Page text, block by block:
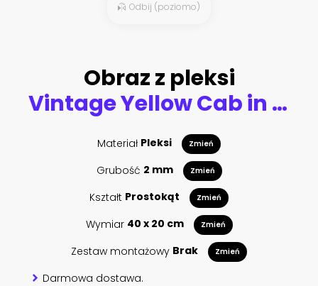
Odbij (poziomo)
Obraz z pleksi
Vintage Yellow Cab in Lower Manhattan - New York City
Materiał Pleksi Zmień
Grubość 2 mm Zmień
Kształt Prostokąt Zmień
Wymiar 40 x 20 cm Zmień
Zestaw montażowy Brak Zmień
Darmowa dostawa.